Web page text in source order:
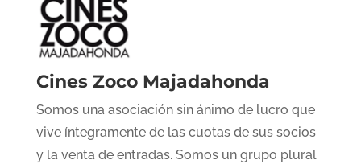
Cines Zoco Majadahonda
Somos una asociación sin ánimo de lucro que
vive íntegramente de las cuotas de sus socios
y la venta de entradas. Somos un grupo plural